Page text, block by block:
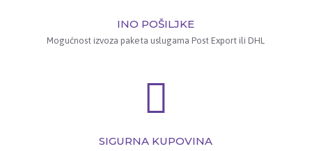
INO POŠILJKE
Mogućnost izvoza paketa uslugama Post Export ili DHL
SIGURNA KUPOVINA